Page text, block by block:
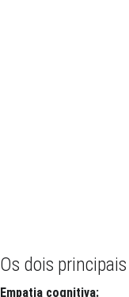
Os dois
Empatia cognitiva: